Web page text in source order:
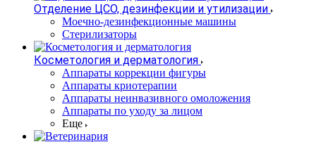
Отделение ЦСО, дезинфекции и утилизации
Моечно-дезинфекционные машины
Стерилизаторы
Косметология и дерматология
Аппараты коррекции фигуры
Аппараты криотерапии
Аппараты неинвазивного омоложения
Аппараты по уходу за лицом
Еще